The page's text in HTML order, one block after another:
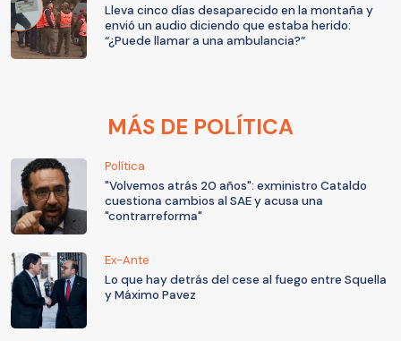
Lleva cinco días desaparecido en la montaña y
envió un audio diciendo que estaba herido:
“¿Puede llamar a una ambulancia?”
MÁS DE POLÍTICA
Política
"Volvemos atrás 20 años": exministro Cataldo
cuestiona cambios al SAE y acusa una
"contrarreforma"
Ex-Ante
Lo que hay detrás del cese al fuego entre Squella
y Máximo Pavez